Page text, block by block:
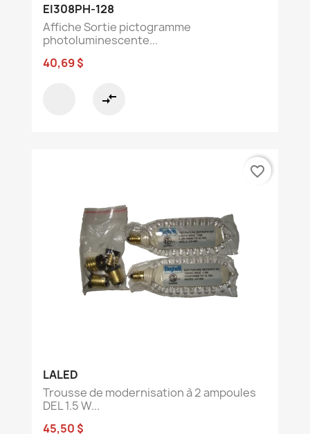
EI308PH-128
Affiche Sortie pictogramme
photoluminescente...
40,69 $
compare_arrows
LALED
Trousse de modernisation à 2 ampoules
DEL 1.5 W...
45,50 $
favorite_border